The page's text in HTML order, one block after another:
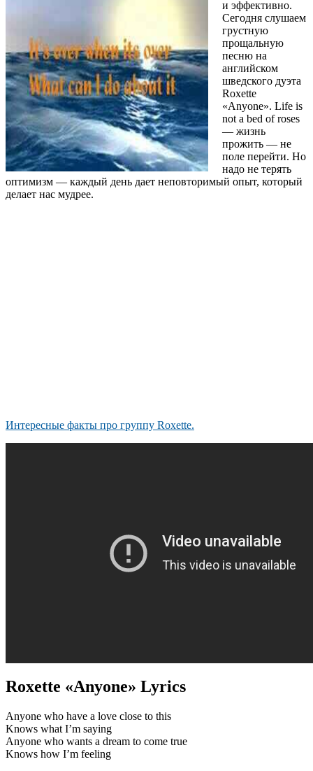
и эффективно.
Сегодня слушаем
грустную
прощальную
песню на
английском
шведского дуэта
Roxette
«Anyone». Life is
not a bed of roses
— жизнь
прожить — не
поле перейти. Но
надо не терять
оптимизм — каждый день дает неповторимый опыт, который
делает нас мудрее.
Интересные факты про группу Roxette.
Roxette «Anyone» Lyrics
Anyone who have a love close to this
Knows what I’m saying
Anyone who wants a dream to come true
Knows how I’m feeling